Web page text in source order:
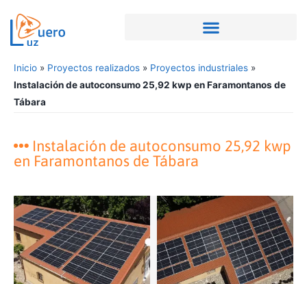
Inicio » Proyectos realizados » Proyectos industriales »
Instalación de autoconsumo 25,92 kwp en Faramontanos de
Tábara
Instalación de autoconsumo 25,92 kwp
en Faramontanos de Tábara